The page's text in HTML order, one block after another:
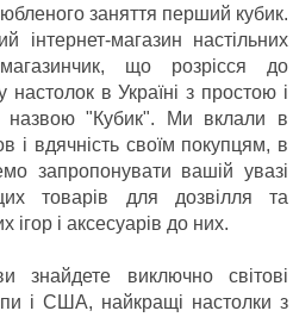
заняття перший кубик.
інтернет-магазин настільних
що розрісся до
настолок в Україні з простою і
назвою "Кубик". Ми вклали в
і вдячність своїм покупцям, в
запропонувати вашій увазі
товарів для дозвілля та
ігор і аксесуарів до них.
знайдете виключно світові
і США, найкращі настолки з